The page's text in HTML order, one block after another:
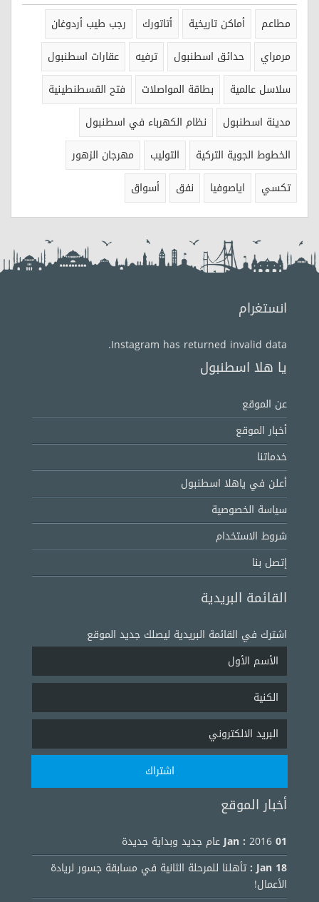
مطاعم أماكن تاريخية أتاتورك
رجب طيب أردوغان
مرمراي
حدائق اسطنبول ترفيه
عقارات اسطنبول
سلاسل عالمية
بطاقة المواصلات
فتح القسطنطينية
مدينة اسطنبول
نظام الكهرباء في اسطنبول
الخطوط الجوية التركية
التوليب
مهرجان الزهور
تكسي
اياصوفيا نفق أسواق
انستغرام
Instagram has returned invalid data.
يا هلا اسطنبول
عن الموقع
أخبار الموقع
خدماتنا
أعلن في ياهلا اسطنبول
سياسة الخصوصية
شروط الاستخدام
إتصل بنا
القائمة البريدية
اشترك في القائمة البريدية ليصلك جديد الموقع
أخبار الموقع
01 Jan :2016 عام جديد وبداية جديدة
18 Jan :
تأهلنا للمرحلة الثانية في مسابقة جسور لريادة
الأعمال!